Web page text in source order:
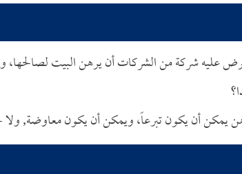
عليه شركة من الشركات أن يرهن البيت لصالحها،
يمكن أن يكون تبرعاً، ويمكن أن يكون معاوضة,